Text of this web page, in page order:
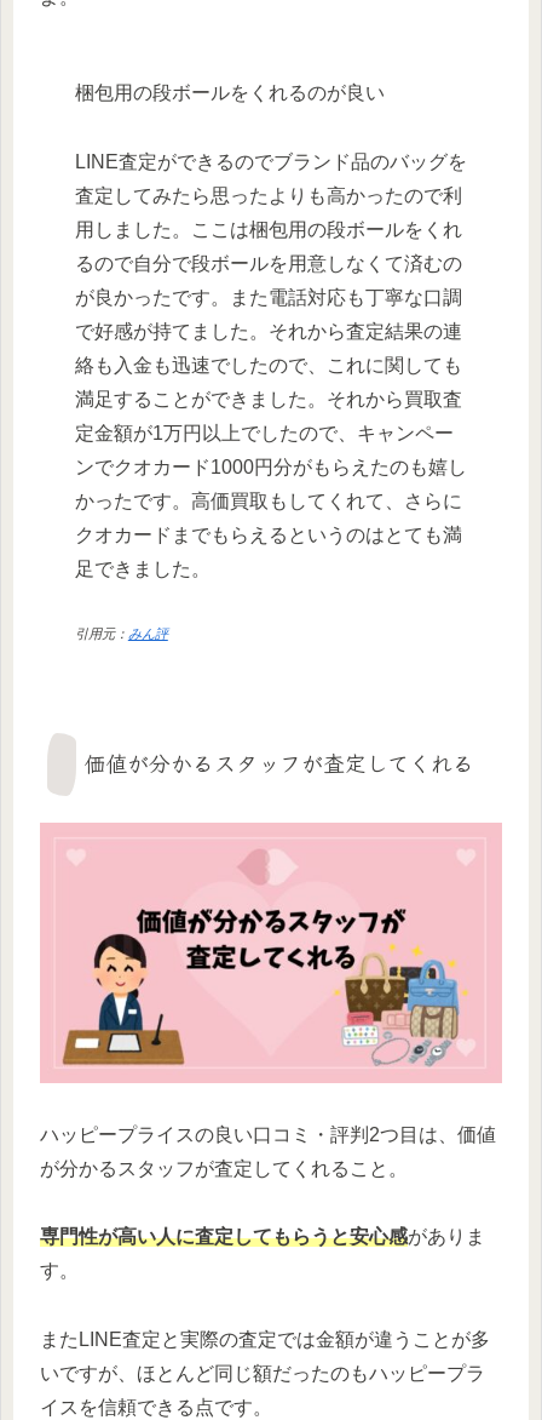
梱包用の段ボールをくれるのが良い
LINE査定ができるのでブランド品のバッグを
査定してみたら思ったよりも高かったので利
用しました。ここは梱包用の段ボールをくれ
るので自分で段ボールを用意しなくて済むの
が良かったです。また電話対応も丁寧な口調
で好感が持てました。それから査定結果の連
絡も入金も迅速でしたので、これに関しても
満足することができました。それから買取査
定金額が1万円以上でしたので、キャンペー
ンでクオカード1000円分がもらえたのも嬉し
かったです。高価買取もしてくれて、さらに
クオカードまでもらえるというのはとても満
足できました。
引用元： みん評
価値が分かるスタッフが査定してくれる
ハッピープライスの良い口コミ・評判2つ目は、価値
が分かるスタッフが査定してくれること。
専門性が高い人に査定してもらうと安心感がありま
す。
またLINE査定と実際の査定では金額が違うことが多
いですが、ほとんど同じ額だったのもハッピープラ
イスを信頼できる点です。